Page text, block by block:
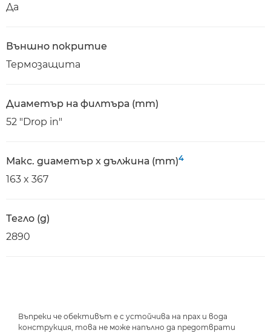
Да
Външно покритие
Термозащита
Диаметър на филтъра (mm)
52 "Drop in"
Макс. диаметър x дължина (mm)4
163 x 367
Тегло (g)
2890
Въпреки че обективът е с устойчива на прах и вода
конструкция, това не може напълно да предотврати